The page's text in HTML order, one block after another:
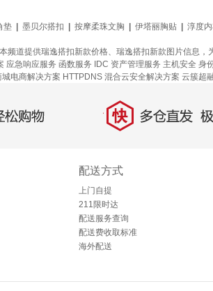
垫 墨贝尔搭扣 按摩柔珠文胸 伊塔丽胸贴 淳度
频道提供瑞逸搭扣新款价格、瑞逸搭扣新款图片信息
应急响应服务 函数服务 IDC 资产管理服务 主机安全 身
城电商解决方案 HTTPDNS 混合云安全解决方案 云簇超
购物 快 多仓直发，极
配送方式
上门自提
211限时达
配送服务查询
配送费收取标准
海外配送